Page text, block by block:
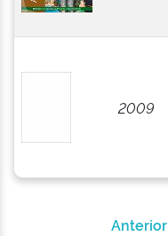
2009
Anterior